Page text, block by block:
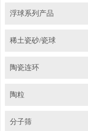
浮球系列产品
稀土瓷砂/瓷球
陶瓷连环
陶粒
分子筛